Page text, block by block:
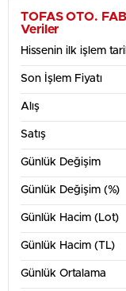
TOFAS OTO.
Veriler
Hissenin ilk işlem
Son İşlem Fiyatı
Alış
Satış
Günlük Değişim
Günlük Değişim (%)
Günlük Hacim (Lot)
Günlük Hacim (TL)
Günlük Ortalama